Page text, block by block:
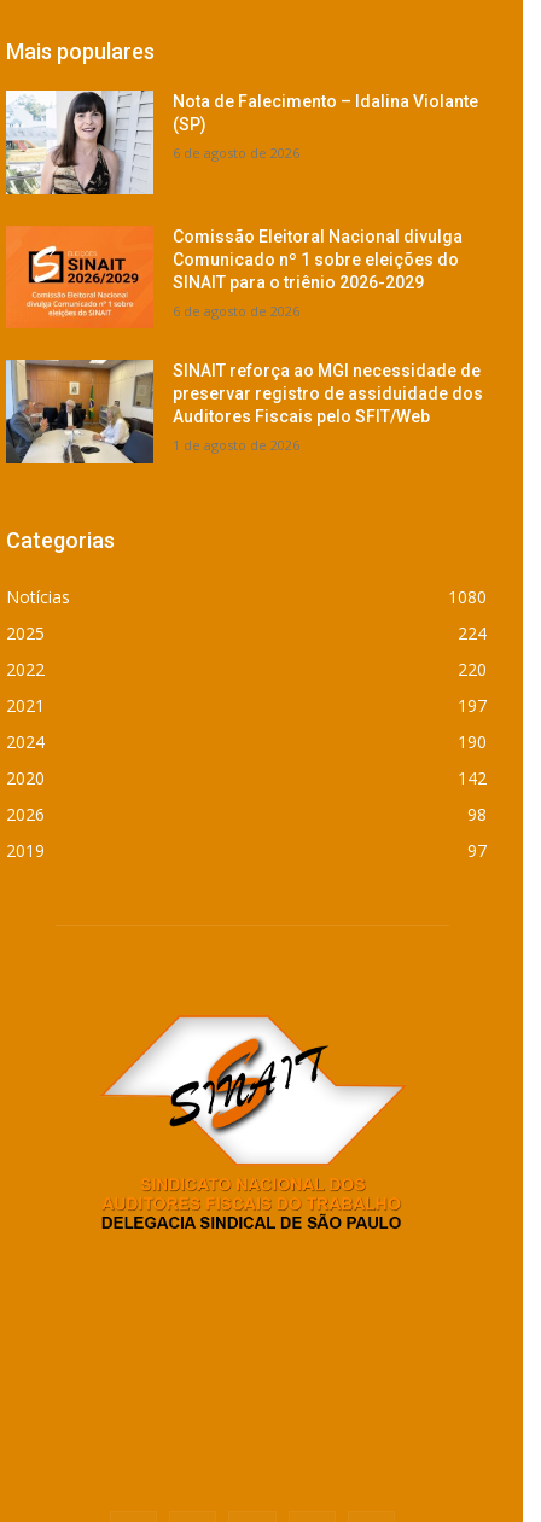
Mais populares
Nota de Falecimento – Idalina Violante
(SP)
6 de agosto de 2026
Comissão Eleitoral Nacional divulga
Comunicado nº 1 sobre eleições do
SINAIT para o triênio 2026-2029
6 de agosto de 2026
SINAIT reforça ao MGI necessidade de
preservar registro de assiduidade dos
Auditores Fiscais pelo SFIT/Web
1 de agosto de 2026
Categorias
Notícias
1080
2025
224
2022
220
2021
197
2024
190
2020
142
2026
98
2019
97